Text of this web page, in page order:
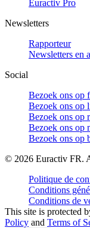
Euractiv Pro
Newsletters
Rapporteur
Newsletters en
Social
Bezoek ons op
Bezoek ons op
Bezoek ons op
Bezoek ons op
Bezoek ons op
© 2026 Euractiv FR.
Politique de
Conditions
Conditions de
This site is protected
Policy and Terms of